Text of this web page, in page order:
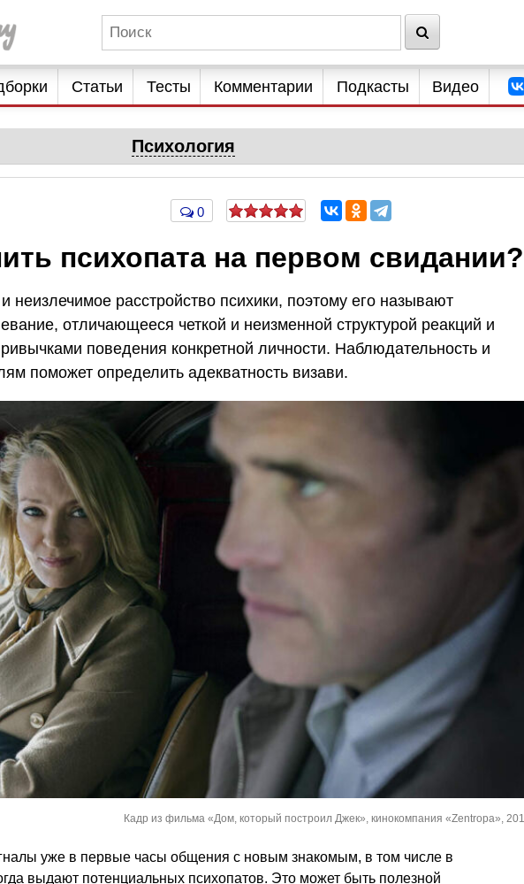
Статьи Тесты Комментарии Подкасты Видео
Психология
0
психопата на первом свидании?
неизлечимое расстройство психики, поэтому его называют
отличающееся четкой и неизменной структурой реакций и
поведения конкретной личности. Наблюдательность и
поможет определить адекватность визави.
Кадр из фильма «Дом, который построил Джек», кинокомпания «Zentropa»,
уже в первые часы общения с новым знакомым, в том числе в
выдают потенциальных психопатов. Это может быть полезной